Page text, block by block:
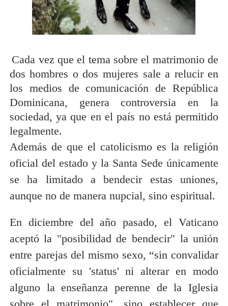
Cada vez que el tema sobre el matrimonio de
dos hombres o dos mujeres sale a relucir en
los medios de comunicación de República
Dominicana, genera controversia en la
sociedad, ya que en el país no está permitido
legalmente.
Además de que el catolicismo es la religión
oficial del estado y la Santa Sede únicamente
se ha limitado a bendecir estas uniones,
aunque no de manera nupcial, sino espiritual.
En diciembre del año pasado, el Vaticano
aceptó la "posibilidad de bendecir" la unión
entre parejas del mismo sexo, “sin convalidar
oficialmente su 'status' ni alterar en modo
alguno la enseñanza perenne de la Iglesia